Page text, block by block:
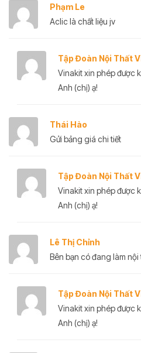
Phạm Le
Aclic là chất liệu jv
Tập Đoàn Nội Thất
Vinakit xin phép được
Anh (chị) ạ!
Thái Hào
Gửi bảng giá chi tiết
Tập Đoàn Nội Thất
Vinakit xin phép được
Anh (chị) ạ!
Lê Thị Chỉnh
Bên bạn có đang làm
Tập Đoàn Nội Thất
Vinakit xin phép được
Anh (chị) ạ!